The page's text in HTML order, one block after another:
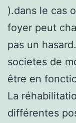
).dans le cas
foyer peut
pas un
societes de
être en
La
différentes